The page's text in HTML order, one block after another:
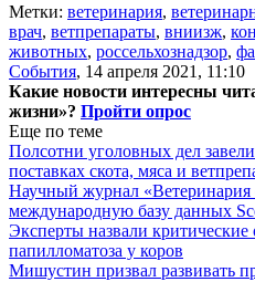
Метки: ветеринария,
врач, ветпрепараты, вниизж,
животных, россельхознадзор,
События, 14 апреля 2021, 11:10
Какие новости интересны
жизни»? Пройти опрос
Еще по теме
Полсотни уголовных дел
поставках скота, мяса и
Научный журнал «Ветеринария
международную базу данных
Эксперты назвали
папилломатоза у коров
Мишустин призвал развивать